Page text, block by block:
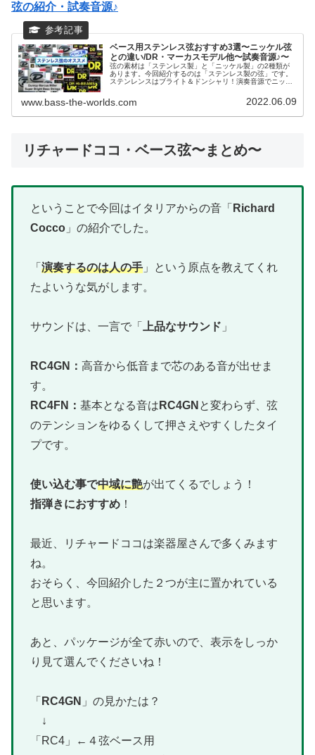
弦の紹介・試奏音源♪
ベース用ステンレス弦おすすめ3選〜ニッケル弦
との違い/DR・マーカスモデル他〜試奏音源♪〜
弦の素材は「ステンレス製」と「ニッケル製」の2種類が
あります。今回紹介するのは「ステンレス製の弦」です。
ステンレンスはブライト＆ドンシャリ！演奏音源でニッケ
材の違い」を実感してください♪個人的にはスラップの音が
1番良い音になると思います！マーカスミラーばりのバキ
www.bass-the-worlds.com 2022.06.09
リチャードココ・ベース弦〜まとめ〜
ということで今回はイタリアからの音「 Richard
Cocco 」の紹介でした。
「 演奏するのは人の手 」という原点を教えてくれ
たよいうな気がします。
サウンドは、一言で「 上品なサウンド 」
RC4GN： 高音から低音まで芯のある音が出せま
す。
RC4FN： 基本となる音は RC4GN と変わらず、弦
のテンションをゆるくして押さえやすくしたタイ
プです。
使い込む事で中域に艶が出てくるでしょう！
指弾きにおすすめ ！
最近、リチャードココは楽器屋さんで多くみます
ね。
おそらく、今回紹介した２つが主に置かれている
と思います。
あと、パッケージが全て赤いので、表示をしっか
り見て選んでくださいね！
「 RC4GN 」の見かたは？
↓
「RC4」←４弦ベース用